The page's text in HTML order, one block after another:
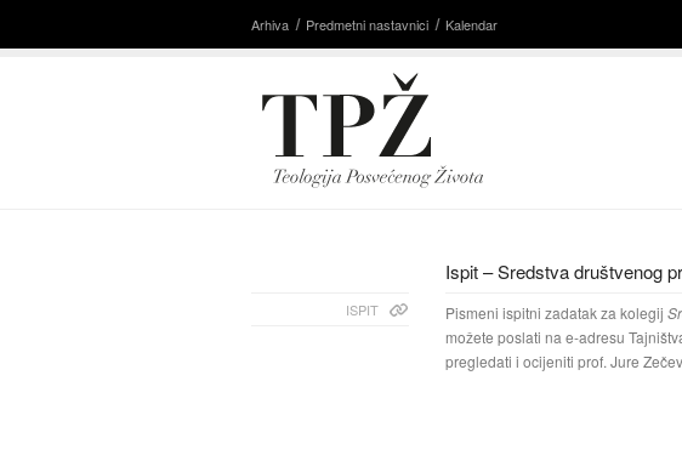
Arhiva Predmetni nastavnici Kalendar
Ispit – Sredstva društvenog
ISPIT Pismeni ispitni zadatak za kolegij
možete poslati na e-adresu
pregledati i ocijeniti prof. Jure